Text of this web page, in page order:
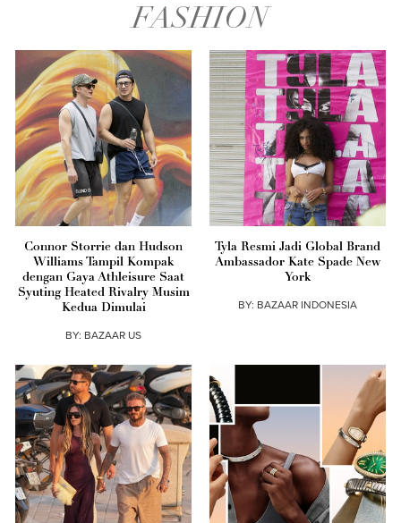
FASHION
Connor Storrie dan Hudson
Williams Tampil Kompak
dengan Gaya Athleisure Saat
Syuting Heated Rivalry Musim
Kedua Dimulai
BY: BAZAAR US
Tyla Resmi Jadi Global Brand
Ambassador Kate Spade New
York
BY: BAZAAR INDONESIA